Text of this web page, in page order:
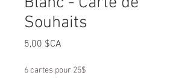
Souhaits
5,00 $CA
6 cartes pour 25$